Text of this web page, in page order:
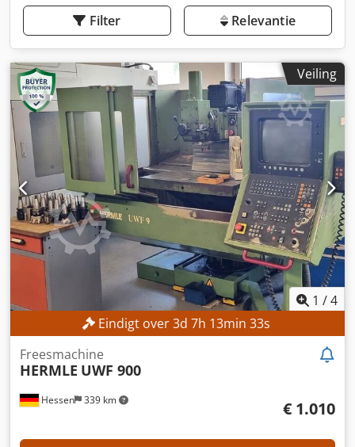
Filter Relevantie
Veiling
1 /4
Eindigt over3d 7h 13min 31s
Hessen 339 km
Freesmachine
HERMLE UWF 900
€ 1.010